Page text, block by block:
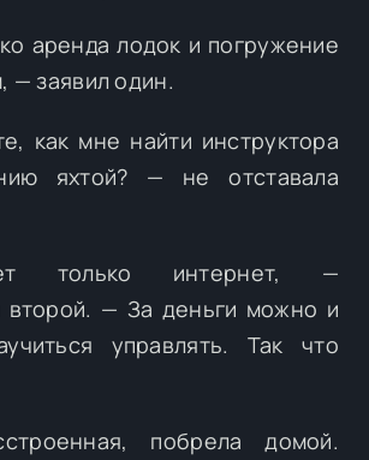
аренда лодок и погружение
— заявил один.
как мне найти инструктора
яхтой? — не отставала
только интернет, —
второй. — За деньги можно и
управлять. Так что
побрела домой.